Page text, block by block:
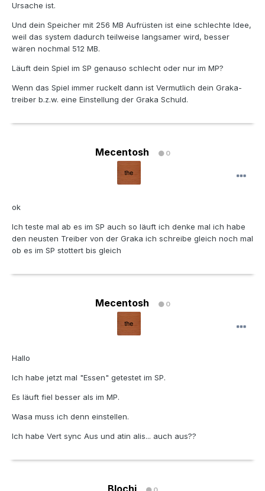
Ursache ist.
Und dein Speicher mit 256 MB Aufrüsten ist eine schlechte Idee,
weil das system dadurch teilweise langsamer wird, besser
wären nochmal 512 MB.
Läuft dein Spiel im SP genauso schlecht oder nur im MP?
Wenn das Spiel immer ruckelt dann ist Vermutlich dein Graka-
treiber b.z.w. eine Einstellung der Graka Schuld.
Mecentosh 0
ok
Ich teste mal ab es im SP auch so läuft ich denke mal ich habe
den neusten Treiber von der Graka ich schreibe gleich noch mal
ob es im SP stottert bis gleich
Mecentosh 0
Hallo
Ich habe jetzt mal "Essen" getestet im SP.
Es läuft fiel besser als im MP.
Wasa muss ich denn einstellen.
Ich habe Vert sync Aus und atin alis... auch aus??